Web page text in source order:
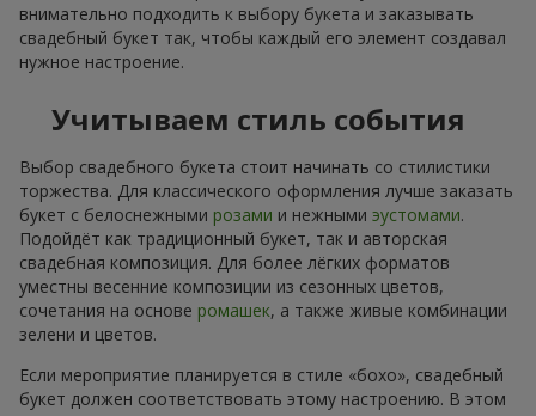
внимательно подходить к выбору букета и заказывать
свадебный букет так, чтобы каждый его элемент создавал
нужное настроение.
Учитываем стиль события
Выбор свадебного букета стоит начинать со стилистики
торжества. Для классического оформления лучше заказать
букет с белоснежными розами и нежными эустомами.
Подойдёт как традиционный букет, так и авторская
свадебная композиция. Для более лёгких форматов
уместны весенние композиции из сезонных цветов,
сочетания на основе ромашек, а также живые комбинации
зелени и цветов.
Если мероприятие планируется в стиле «бохо», свадебный
букет должен соответствовать этому настроению. В этом